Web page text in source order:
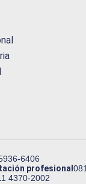
6406
profesional
4370-2002